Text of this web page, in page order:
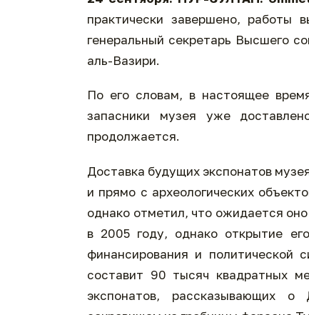
практически завершено, работы
генеральный секретарь Высшего
аль-Вазири.
По его словам, в настоящее
запасники музея уже
продолжается.
Доставка будущих экспонатов
и прямо с археологических
однако отметил, что ожидается
в 2005 году, однако открытие
финансирования и политической
составит 90 тысяч квадратных
экспонатов, рассказывающих